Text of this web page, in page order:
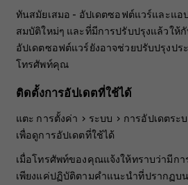
2.1
ทันสมัยเสมอ - อัปเดตซอฟต์แวร์และแ
สมบัติใหม่ๆ และที่มีการปรับปรุงแล้วให้
อัปเดตซอฟต์แวร์ยังอาจช่วยปรับปรุงป
โทรศัพท์คุณ
ติดตั้งการอัปเดตที่ใช้ได้
แตะ การตั้งค่า > ระบบ > การอัปเดตระ
เพื่อดูการอัปเดตที่ใช้ได้
เมื่อโทรศัพท์ของคุณแจ้งให้ทราบว่ามีก
เพียงแค่ปฏิบัติตามคำแนะนำที่ปรากฏบ